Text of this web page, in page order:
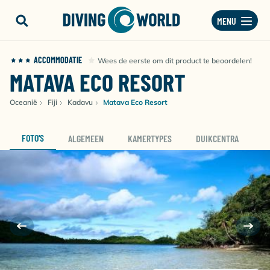
MENU
ACCOMMODATIE Wees de eerste om dit product te beoordelen!
MATAVA ECO RESORT
Oceanië Fiji Kadavu Matava Eco Resort
FOTO'S ALGEMEEN KAMERTYPES DUIKCENTRA